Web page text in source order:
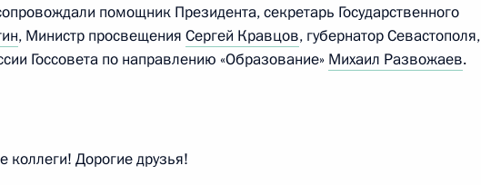
Госсовета по направлению «Энергетика»
четверг
помощник Президента, секретарь Государственного
, Министр просвещения Сергей Кравцов, губернатор Севастополя,
Госсовета по направлению «Образование» Михаил Развожаев.
коллеги! Дорогие друзья!